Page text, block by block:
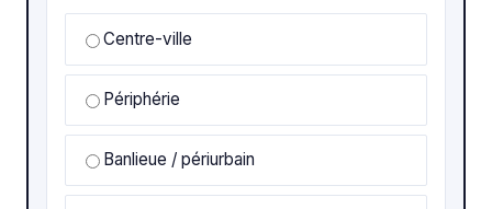
Centre-ville
Périphérie
Banlieue / périurbain